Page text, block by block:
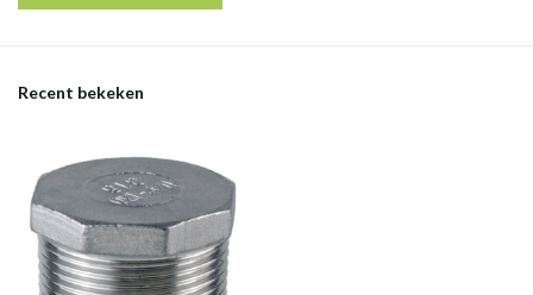
Recent bekeken